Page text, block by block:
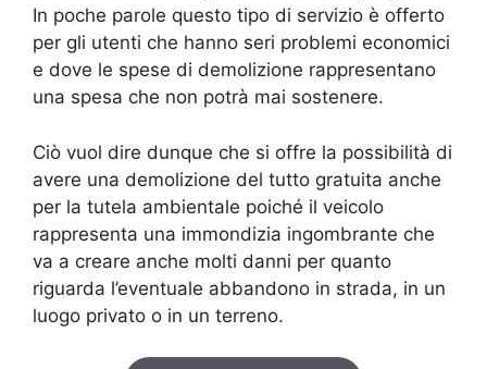
In poche parole questo tipo di servizio è offerto
per gli utenti che hanno seri problemi economici
e dove le spese di demolizione rappresentano
una spesa che non potrà mai sostenere.
Ciò vuol dire dunque che si offre la possibilità di
avere una demolizione del tutto gratuita anche
per la tutela ambientale poiché il veicolo
rappresenta una immondizia ingombrante che
va a creare anche molti danni per quanto
riguarda l’eventuale abbandono in strada, in un
luogo privato o in un terreno.